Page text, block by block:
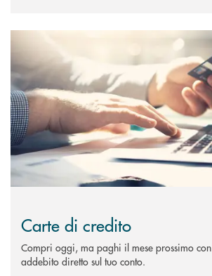
Carte di credito
Compri oggi, ma paghi il mese prossimo con
addebito diretto sul tuo conto.